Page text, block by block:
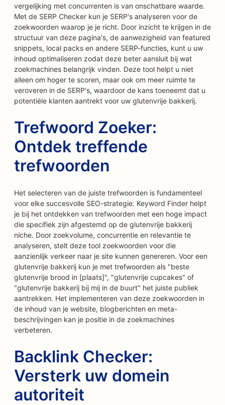
vergelijking met concurrenten is van onschatbare waarde.
Met de SERP Checker kun je SERP's analyseren voor de
zoekwoorden waarop je je richt. Door inzicht te krijgen in de
structuur van deze pagina's, de aanwezigheid van featured
snippets, local packs en andere SERP-functies, kunt u uw
inhoud optimaliseren zodat deze beter aansluit bij wat
zoekmachines belangrijk vinden. Deze tool helpt u niet
alleen om hoger te scoren, maar ook om meer ruimte te
veroveren in de SERP's, waardoor de kans toeneemt dat u
potentiële klanten aantrekt voor uw glutenvrije bakkerij.
Trefwoord Zoeker:
Ontdek treffende
trefwoorden
Het selecteren van de juiste trefwoorden is fundamenteel
voor elke succesvolle SEO-strategie. Keyword Finder helpt
je bij het ontdekken van trefwoorden met een hoge impact
die specifiek zijn afgestemd op de glutenvrije bakkerij
niche. Door zoekvolume, concurrentie en relevantie te
analyseren, stelt deze tool zoekwoorden voor die
aanzienlijk verkeer naar je site kunnen genereren. Voor een
glutenvrije bakkerij kun je met trefwoorden als "beste
glutenvrije brood in [plaats]", "glutenvrije cupcakes" of
"glutenvrije bakkerij bij mij in de buurt" het juiste publiek
aantrekken. Het implementeren van deze zoekwoorden in
de inhoud van je website, blogberichten en meta-
beschrijvingen kan je positie in de zoekmachines
verbeteren.
Backlink Checker:
Versterk uw domein
autoriteit